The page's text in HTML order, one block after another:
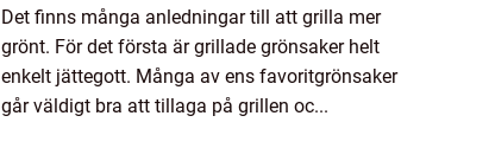
Det finns många anledningar till att grilla mer
grönt. För det första är grillade grönsaker helt
enkelt jättegott. Många av ens favoritgrönsaker
går väldigt bra att tillaga på grillen oc...